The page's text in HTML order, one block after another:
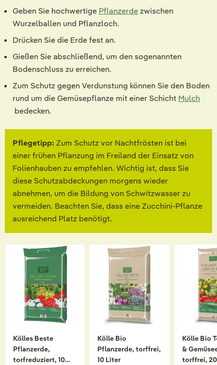
Geben Sie hochwertige Pflanzerdezwischen
Wurzelballen und Pflanzloch.
Drücken Sie die Erde fest an.
Gießen Sie abschließend, um den sogenannten
Bodenschluss zu erreichen.
Zum Schutz gegen Verdunstung können Sie den Boden
rund um die Gemüsepflanze mit einer Schicht Mulch
bedecken.
Pflegetipp: Zum Schutz vor Nachtfrösten ist bei
einer frühen Pflanzung im Freiland der Einsatz von
Folienhauben zu empfehlen. Wichtig ist, dass Sie
diese Schutzabdeckungen morgens wieder
abnehmen, um die Bildung von Schwitzwasser zu
vermeiden. Beachten Sie, dass eine Zucchini-Pflanze
ausreichend Platz benötigt.
Kölles Beste
Pflanzerde,
torfreduziert, 10
Kölle Bio
Pflanzerde, torffrei,
10 Liter
Kölle Bio
&
torffrei,